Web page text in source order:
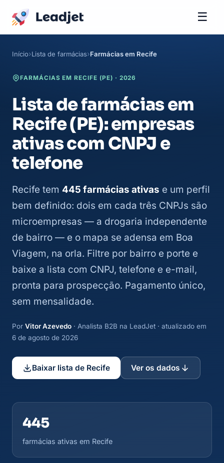
☰
Início Lista de farmácias Farmácias em Recife
FARMÁCIAS EM RECIFE (PE) · 2026
Lista de farmácias em
Recife (PE): empresas
ativas com CNPJ e
telefone
Recife tem 445 farmácias ativas e um perfil
bem definido: dois em cada três CNPJs são
microempresas — a drogaria independente
de bairro — e o mapa se adensa em Boa
Viagem, na orla. Filtre por bairro e porte e
baixe a lista com CNPJ, telefone e e-mail,
pronta para prospecção. Pagamento único,
sem mensalidade.
Por Vitor Azevedo · Analista B2B na LeadJet · atualizado em
6 de agosto de 2026
Baixar lista de Recife Ver os dados
445
farmácias ativas em Recife